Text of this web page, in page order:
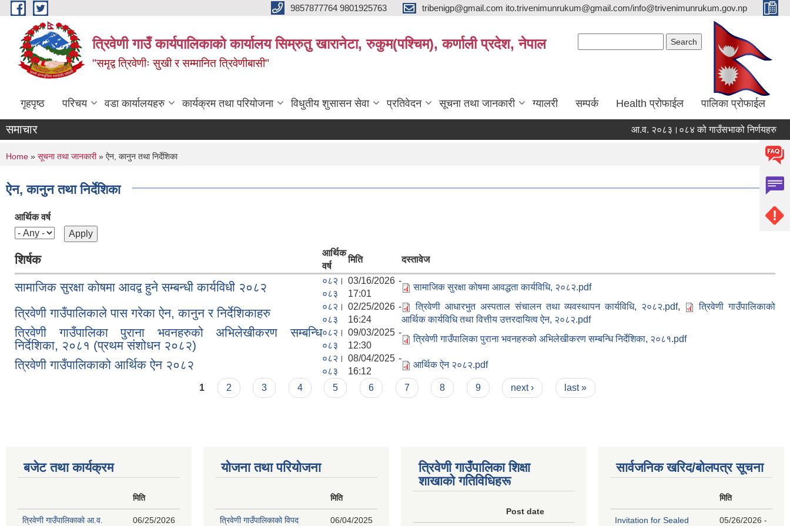
Skip to main content 9857877764 9801925763 tribenigp@gmail.com ito.trivenimunrukum@gmail.com/info@trivenimunrukum.gov.np
त्रिवेणी गाउँ कार्यपालिकाको कार्यालय सिम्रुतु खारानेटा, रुकुम(पश्‍चिम), कर्णाली प्रदेश, नेपाल
"समृद्व त्रिवेणीः सुखी र सम्मानित त्रिवेणीबासी"
गृहपृष्ठ परिचय वडा कार्यालयहरु कार्यक्रम तथा परियोजना विधुतीय शुसासन सेवा प्रतिवेदन सूचना तथा जानकारी ग्यालरी सम्पर्क Health प्रोफाईल पालिका प्रोफाईल
समाचार आ.व. २०८३।०८४ को गाउँसभाको निर्णयहरु
You are here
Home » सूचना तथा जानकारी» ऐन, कानुन तथा निर्देशिका
ऐन, कानुन तथा निर्देशिका
आर्थिक वर्ष
शिर्षक
आर्थिक
वर्ष
मिति दस्तावेज
सामाजिक सुरक्षा कोषमा आवद्व हुने सम्बन्धी कार्यविधी २०८२
०८२।
०८३
03/16/2026 -
17:01
सामाजिक सुरक्षा कोषमा आवद्धता कार्यविधि, २०८२.pdf
त्रिवेणी गाउँपालिकाले पास गरेका ऐन, कानुन र निर्देशिकाहरु
०८२।
०८३
02/25/2026 -
16:24
त्रिवेणी आधारभुत अस्पताल संचालन तथा व्यवस्थापन कार्यविधि, २०८२.pdf,
त्रिवेणी गाउँपालिकाको
आर्थिक कार्यविधि तथा वित्तीय उत्तरदायित्व ऐन, २०८२.pdf
त्रिवेणी गाउँपालिका पुराना भवनहरुको अभिलेखीकरण सम्बन्धि
निर्देशिका, २०८१ (प्रथम संशोधन २०८२)
०८२।
०८३
09/03/2025 -
12:30
त्रिवेणी गाउँपालिका पुराना भवनहरुको अभिलेखीकरण सम्बन्धि निर्देशिका, २०८१.pdf
त्रिवेणी गाउँपालिकाको आर्थिक ऐन २०८२
०८२।
०८३
08/04/2025 -
16:12
आर्थिक ऐन २०८२.pdf
1 2 3 4 5 6 7 8 9 next › last »
बजेट तथा कार्यक्रम
मिति
त्रिवेणी गाउँपालिकाको आ.व.
06/25/2026
योजना तथा परियोजना
मिति
त्रिवेणी गाउँपालिकाको विपद
06/04/2025
त्रिवेणी गाउँपालिका शिक्षा
शाखाकाे गतिविधिहरू
Post date
सार्वजनिक खरिद/बोलपत्र सूचना
मिति
Invitation for Sealed
05/26/2026 -